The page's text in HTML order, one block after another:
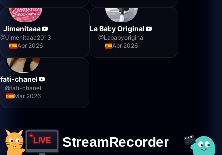
Jimenitaaa
@Jimenitaaa2013
Apr 2026
La Baby Original
@Lababyoriginal
Apr 2026
fati-chanel
@fati-chanel
Mar 2026